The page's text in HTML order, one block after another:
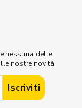
nessuna delle
nostre novità.
Iscriviti